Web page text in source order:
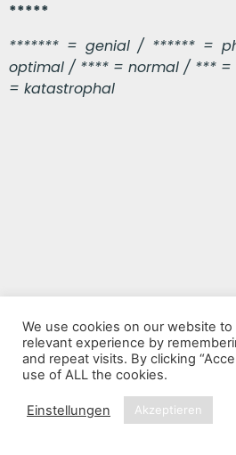
*****
******* = genial / ****** =
optimal / **** = normal / ***
= katastrophal
VORHERIGER BEITRAG
31 Seasons In The Minor Leagues
We use cookies on our website
relevant experience by
and repeat visits. By clicking
use of ALL the cookies.
Einstellungen Akzeptieren